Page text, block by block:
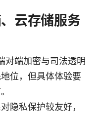
云存储服务
对端加密与司法透明
位，但具体体验要
隐私保护较友好，